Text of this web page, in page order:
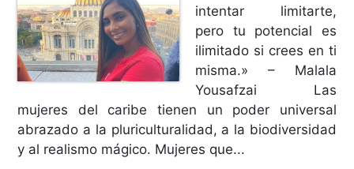
intentar limitarte,
pero tu potencial es
ilimitado si crees en ti
misma.» – Malala
Yousafzai Las
mujeres del caribe tienen un poder universal
abrazado a la pluriculturalidad, a la biodiversidad
y al realismo mágico. Mujeres que...